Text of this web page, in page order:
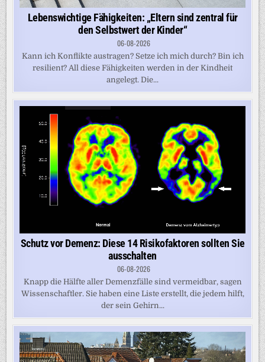
Lebenswichtige Fähigkeiten: „Eltern sind zentral für
den Selbstwert der Kinder“
06-08-2026
Kann ich Konflikte austragen? Setze ich mich durch? Bin ich
resilient? All diese Fähigkeiten werden in der Kindheit
angelegt. Die...
Schutz vor Demenz: Diese 14 Risikofaktoren sollten Sie
ausschalten
06-08-2026
Knapp die Hälfte aller Demenzfälle sind vermeidbar, sagen
Wissenschaftler. Sie haben eine Liste erstellt, die jedem hilft,
der sein Gehirn...